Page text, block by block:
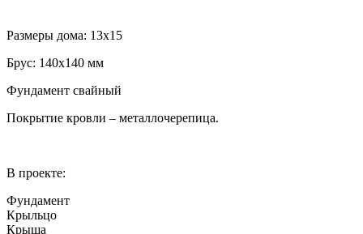
Размеры дома: 13х15
Брус: 140х140 мм
Фундамент свайный
Покрытие кровли – металлочерепица.
В проекте:
Фундамент
Крыльцо
Крыша